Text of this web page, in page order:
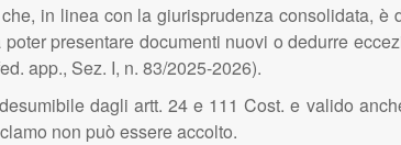
in linea con la giurisprudenza consolidata, è
presentare documenti nuovi o dedurre
app., Sez. I, n. 83/2025-2026).
dagli artt. 24 e 111 Cost. e valido
non può essere accolto.